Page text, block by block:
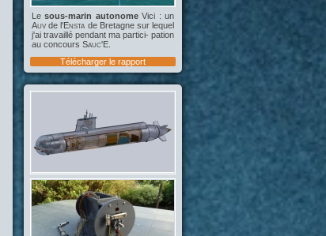
Lesous-marin autonomeVici : un
Auv de l'Ensta de Bretagne sur lequel
j'ai travaillé pendant ma partici- pation
au concours Sauc'E
Télécharger le rapport